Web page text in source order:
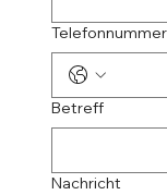
Telefonnummer
Betreff
Nachricht